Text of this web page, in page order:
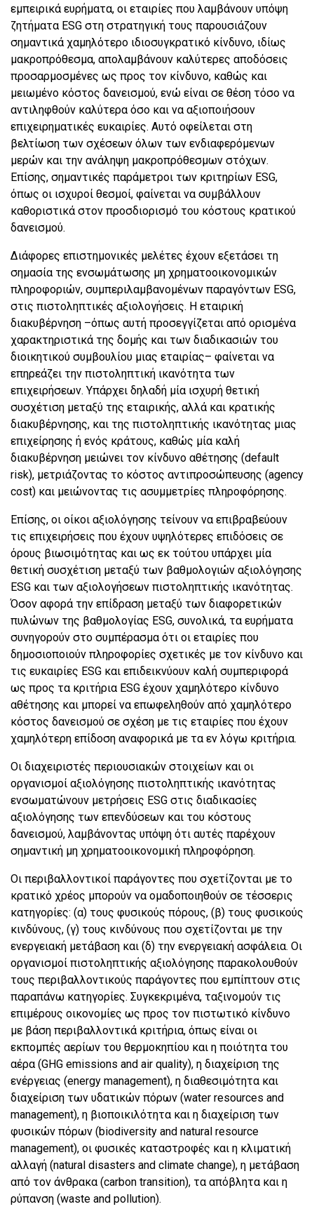
εμπειρικά ευρήματα, οι εταιρίες που λαμβάνουν υπόψη
ζητήματα ESG στη στρατηγική τους παρουσιάζουν
σημαντικά χαμηλότερο ιδιοσυγκρατικό κίνδυνο, ιδίως
μακροπρόθεσμα, απολαμβάνουν καλύτερες αποδόσεις
προσαρμοσμένες ως προς τον κίνδυνο, καθώς και
μειωμένο κόστος δανεισμού, ενώ είναι σε θέση τόσο να
αντιληφθούν καλύτερα όσο και να αξιοποιήσουν
επιχειρηματικές ευκαιρίες. Αυτό οφείλεται στη
βελτίωση των σχέσεων όλων των ενδιαφερόμενων
μερών και την ανάληψη μακροπρόθεσμων στόχων.
Επίσης, σημαντικές παράμετροι των κριτηρίων ESG,
όπως οι ισχυροί θεσμοί, φαίνεται να συμβάλλουν
καθοριστικά στον προσδιορισμό του κόστους κρατικού
δανεισμού.
Διάφορες επιστημονικές μελέτες έχουν εξετάσει τη
σημασία της ενσωμάτωσης μη χρηματοοικονομικών
πληροφοριών, συμπεριλαμβανομένων παραγόντων ESG,
στις πιστοληπτικές αξιολογήσεις. Η εταιρική
διακυβέρνηση –όπως αυτή προσεγγίζεται από ορισμένα
χαρακτηριστικά της δομής και των διαδικασιών του
διοικητικού συμβουλίου μιας εταιρίας– φαίνεται να
επηρεάζει την πιστοληπτική ικανότητα των
επιχειρήσεων. Υπάρχει δηλαδή μία ισχυρή θετική
συσχέτιση μεταξύ της εταιρικής, αλλά και κρατικής
διακυβέρνησης, και της πιστοληπτικής ικανότητας μιας
επιχείρησης ή ενός κράτους, καθώς μία καλή
διακυβέρνηση μειώνει τον κίνδυνο αθέτησης (default
risk), μετριάζοντας το κόστος αντιπροσώπευσης (agency
cost) και μειώνοντας τις ασυμμετρίες πληροφόρησης.
Επίσης, οι οίκοι αξιολόγησης τείνουν να επιβραβεύουν
τις επιχειρήσεις που έχουν υψηλότερες επιδόσεις σε
όρους βιωσιμότητας και ως εκ τούτου υπάρχει μία
θετική συσχέτιση μεταξύ των βαθμολογιών αξιολόγησης
ESG και των αξιολογήσεων πιστοληπτικής ικανότητας.
Όσον αφορά την επίδραση μεταξύ των διαφορετικών
πυλώνων της βαθμολογίας ESG, συνολικά, τα ευρήματα
συνηγορούν στο συμπέρασμα ότι οι εταιρίες που
δημοσιοποιούν πληροφορίες σχετικές με τον κίνδυνο και
τις ευκαιρίες ESG και επιδεικνύουν καλή συμπεριφορά
ως προς τα κριτήρια ESG έχουν χαμηλότερο κίνδυνο
αθέτησης και μπορεί να επωφεληθούν από χαμηλότερο
κόστος δανεισμού σε σχέση με τις εταιρίες που έχουν
χαμηλότερη επίδοση αναφορικά με τα εν λόγω κριτήρια.
Οι διαχειριστές περιουσιακών στοιχείων και οι
οργανισμοί αξιολόγησης πιστοληπτικής ικανότητας
ενσωματώνουν μετρήσεις ESG στις διαδικασίες
αξιολόγησης των επενδύσεων και του κόστους
δανεισμού, λαμβάνοντας υπόψη ότι αυτές παρέχουν
σημαντική μη χρηματοοικονομική πληροφόρηση.
Οι περιβαλλοντικοί παράγοντες που σχετίζονται με το
κρατικό χρέος μπορούν να ομαδοποιηθούν σε τέσσερις
κατηγορίες: (α) τους φυσικούς πόρους, (β) τους φυσικούς
κινδύνους, (γ) τους κινδύνους που σχετίζονται με την
ενεργειακή μετάβαση και (δ) την ενεργειακή ασφάλεια. Οι
οργανισμοί πιστοληπτικής αξιολόγησης παρακολουθούν
τους περιβαλλοντικούς παράγοντες που εμπίπτουν στις
παραπάνω κατηγορίες. Συγκεκριμένα, ταξινομούν τις
επιμέρους οικονομίες ως προς τον πιστωτικό κίνδυνο
με βάση περιβαλλοντικά κριτήρια, όπως είναι οι
εκπομπές αερίων του θερμοκηπίου και η ποιότητα του
αέρα (GHG emissions and air quality), η διαχείριση της
ενέργειας (energy management), η διαθεσιμότητα και
διαχείριση των υδατικών πόρων (water resources and
management), η βιοποικιλότητα και η διαχείριση των
φυσικών πόρων (biodiversity and natural resource
management), οι φυσικές καταστροφές και η κλιματική
αλλαγή (natural disasters and climate change), η μετάβαση
από τον άνθρακα (carbon transition), τα απόβλητα και η
ρύπανση (waste and pollution).